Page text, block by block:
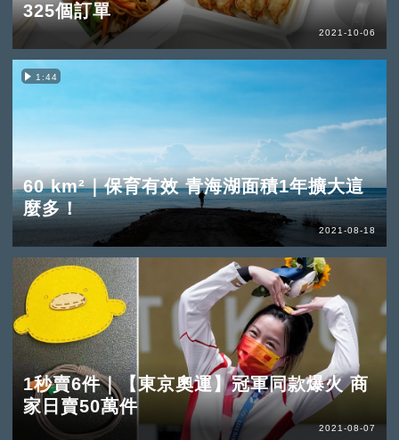
325個訂單
2021-10-06
1:44
60 km²｜保育有效 青海湖面積1年擴大這
麼多！
2021-08-18
1秒賣6件｜【東京奧運】冠軍同款爆火 商
家日賣50萬件
2021-08-07